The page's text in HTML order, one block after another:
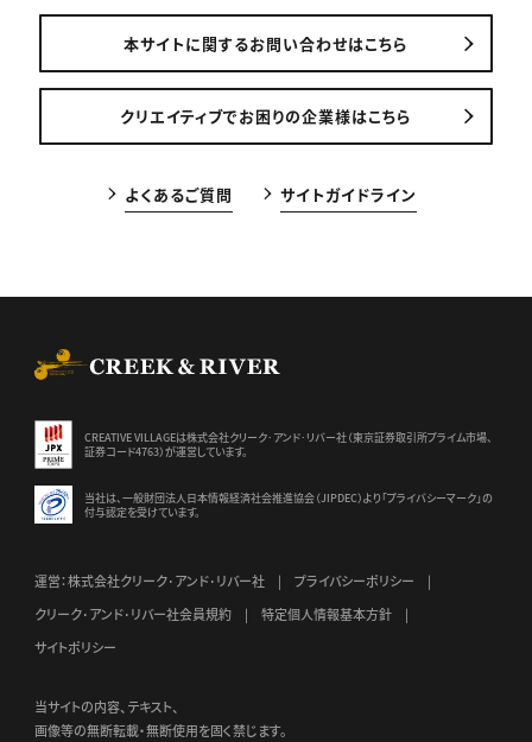
本サイトに関するお問い合わせはこちら
クリエイティブでお困りの企業様はこちら
よくあるご質問 サイトガイドライン
CREATIVE VILLAGEは株式会社クリーク･アンド･リバー社（東京証券取引所プライム市場、
証券コード4763）が運営しています。
当社は、一般財団法人日本情報経済社会推進協会（JIPDEC）より 「プライバシーマーク」の
付与認定を受けています。
運営：株式会社クリーク･アンド･リバー社
プライバシーポリシー
クリーク･アンド･リバー社会員規約
特定個人情報基本方針
サイトポリシー
当サイトの内容、テキスト、
画像等の無断転載・無断使用を固く禁じます。